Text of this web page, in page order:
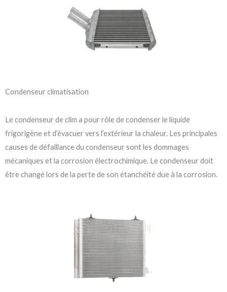
Condenseur climatisation
Le condenseur de clim a pour rôle de condenser le liquide
frigorigène et d’évacuer vers l’extérieur la chaleur. Les principales
causes de défaillance du condenseur sont les dommages
mécaniques et la corrosion électrochimique. Le condenseur doit
être changé lors de la perte de son étanchéité due à la corrosion.